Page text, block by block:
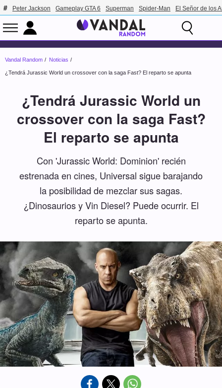
Peter Jackson Gameplay GTA 6 Superman Spider-Man El Señor de los
Vandal Random Noticias
¿Tendrá Jurassic World un crossover con la saga Fast? El reparto se apunta
¿Tendrá Jurassic World un
crossover con la saga Fast?
El reparto se apunta
Con 'Jurassic World: Dominion' recién
estrenada en cines, Universal sigue barajando
la posibilidad de mezclar sus sagas.
¿Dinosaurios y Vin Diesel? Puede ocurrir. El
reparto se apunta.